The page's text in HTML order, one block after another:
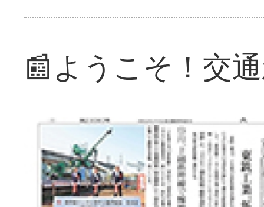
📰ようこそ！交